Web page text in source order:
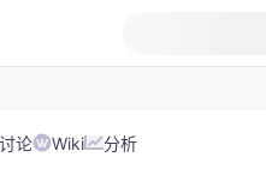
论 Wiki 分析